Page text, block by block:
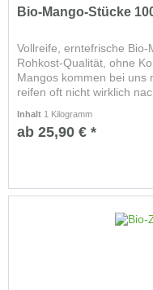
Bio-Mango-Stücke
Vollreife, erntefrische
Rohkost-Qualität, ohne
Mangos kommen bei uns
reifen oft nicht wirklich
Inhalt 1 Kilogramm
ab 25,90 € *